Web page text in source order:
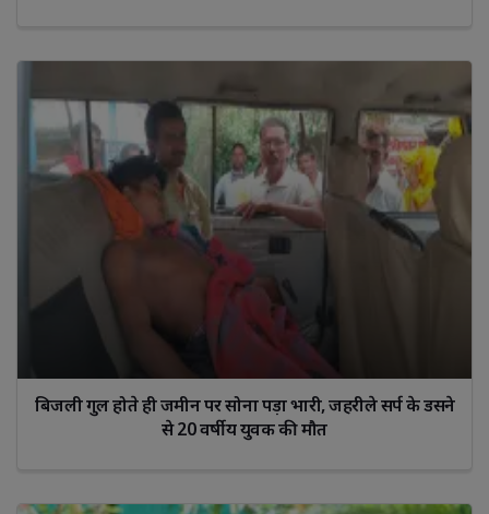
बिजली गुल होते ही जमीन पर सोना पड़ा भारी, जहरीले सर्प के डसने
से 20 वर्षीय युवक की मौत